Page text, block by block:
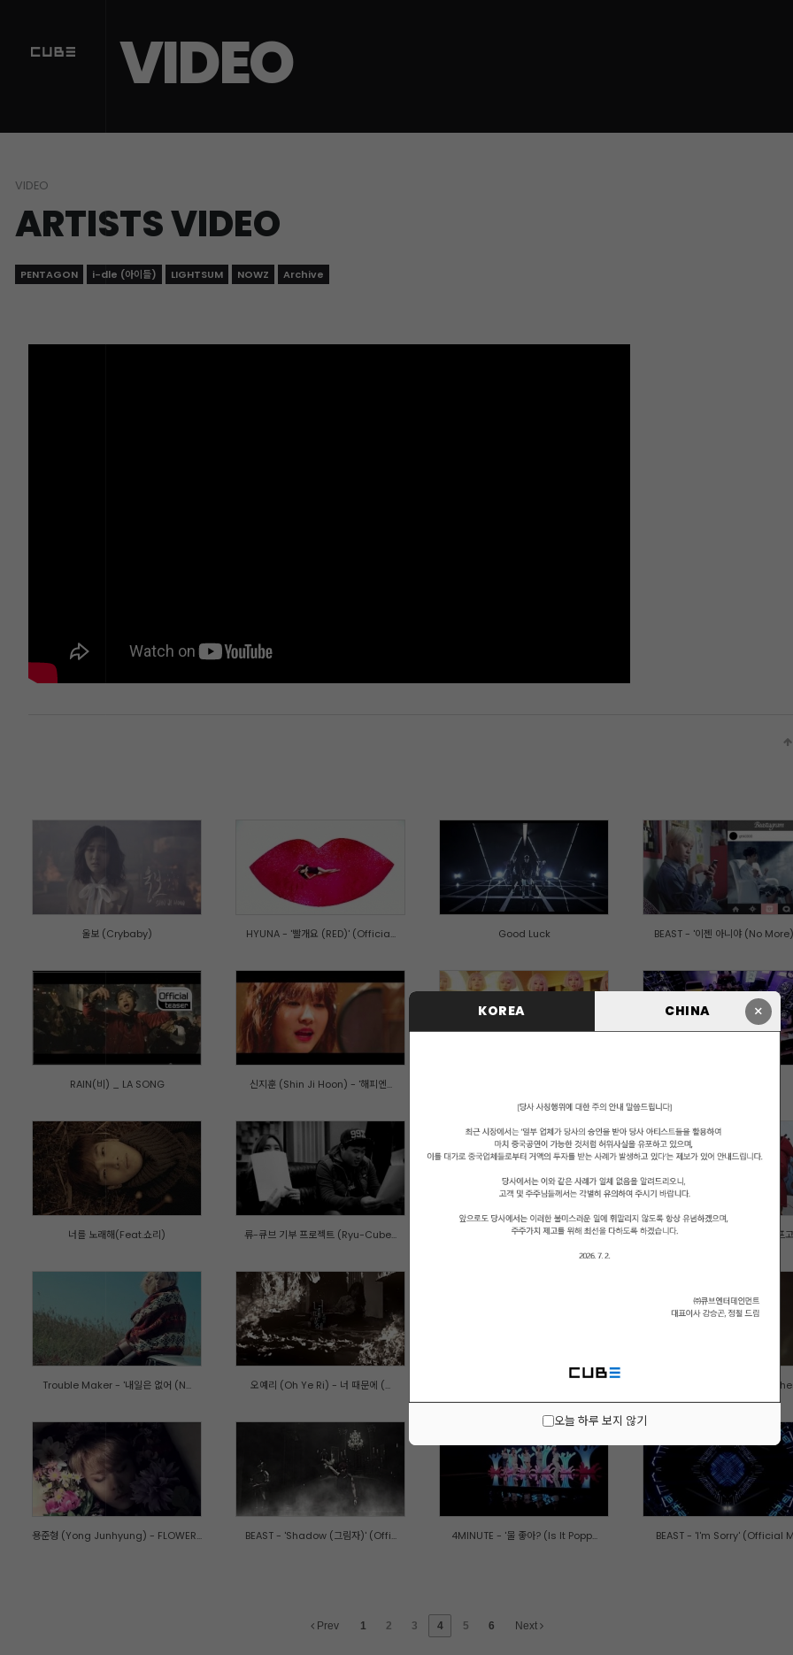
×
KOREA CHINA
오늘 하루 보지 않기
VIDEO
VIDEO
ARTISTS VIDEO
PENTAGON i-dle (아이들) LIGHTSUM NOWZ Archive
울보 (Crybaby) HYUNA - '빨개요 (RED)' (Officia... Good Luck BEAST - '이젠 아니야 (No
RAIN(비) _ LA SONG 신지훈 (Shin Ji Hoon) - '해피엔...
너를 노래해(Feat.쇼리) 류-큐브 기부 프로젝트 (Ryu-Cube... 큐브아티스트 - 크리스마스 노래 ... 신지훈 (Shin Ji Hoon) - '아프고
Trouble Maker - '내일은 없어 (N... 오예리 (Oh Ye Ri) - 너 때문에 (... BTOB - 내가 니 남자였을때
용준형 (Yong Junhyung) - FLOWER... BEAST - 'Shadow (그림자)' (Offi... 4MINUTE - '물 좋아? (Is It Popp... BEAST - 'I'm Sorry' (Official
Prev 1 2 3 4 5 6 Next